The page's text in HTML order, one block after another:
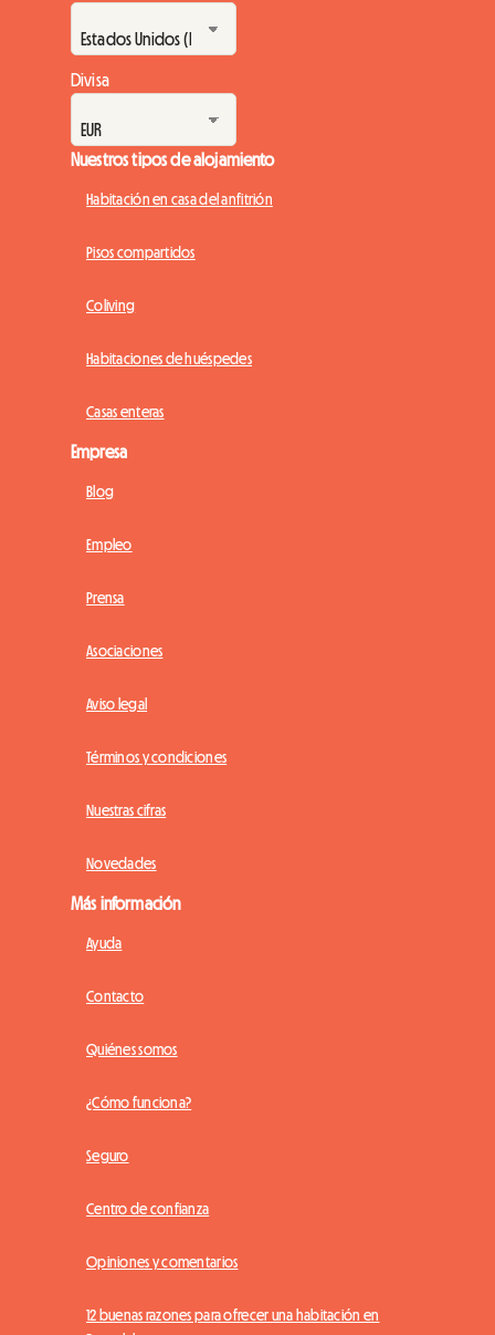
Divisa
Nuestros tipos de alojamiento
Habitación en casa del anfitrión
Pisos compartidos
Coliving
Habitaciones de huéspedes
Casas enteras
Empresa
Blog
Empleo
Prensa
Asociaciones
Aviso legal
Términos y condiciones
Nuestras cifras
Novedades
Más información
Ayuda
Contacto
Quiénes somos
¿Cómo funciona?
Seguro
Centro de confianza
Opiniones y comentarios
12 buenas razones para ofrecer una habitación en